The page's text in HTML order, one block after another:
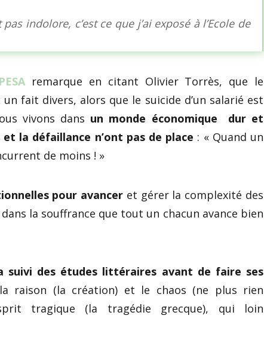
indolore, c’est ce que j’ai exposé à l’Ecole de
remarque en citant Olivier Torrès, que le
un fait divers, alors que le suicide d’un salarié est
vivons dans un monde économique dur et
et la défaillance n’ont pas de place : « Quand un
de moins ! »
pour avancer et gérer la complexité des
la souffrance que tout un chacun avance bien
suivi des études littéraires avant de faire ses
raison (la création) et le chaos (ne plus rien
tragique (la tragédie grecque), qui loin